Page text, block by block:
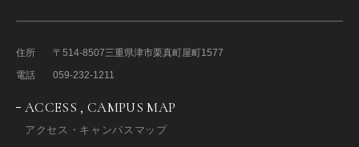
住所 〒514-8507三重県津市栗真町屋町1577
電話
059-232-1211
ACCESS , CAMPUS MAP
アクセス・キャンパスマップ